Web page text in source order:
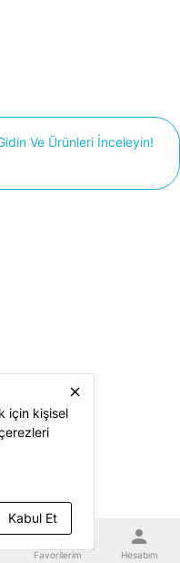
Ve Ürünleri İnceleyin!
favorite
Favorilerim
person
Hesabım
close
için kişisel
Kabul Et